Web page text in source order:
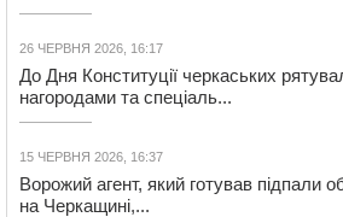
26 ЧЕРВНЯ 2026, 16:17
До Дня Конституції черкаських
нагородами та спеціаль...
15 ЧЕРВНЯ 2026, 16:37
Ворожий агент, який готував підпали
на Черкащині,...